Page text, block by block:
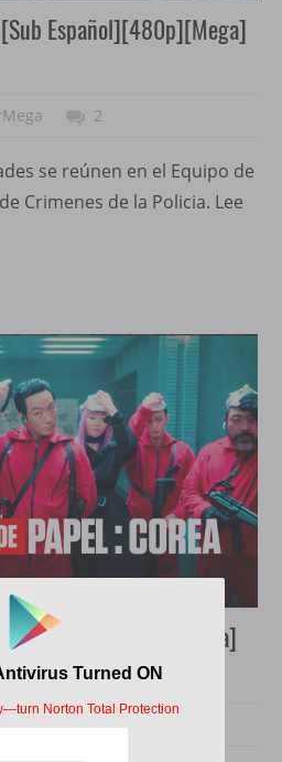
Español][480p][Mega]
2
se reúnen en el Equipo de
Crimenes de la Policia. Lee
0